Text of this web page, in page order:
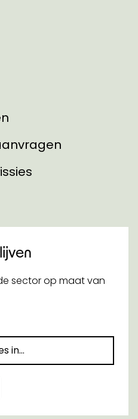
sector op maat van